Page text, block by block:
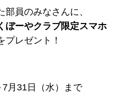
員のみなさんに、
ぼーやクラブ限定スマホ
プレゼント！
月31日（水）まで